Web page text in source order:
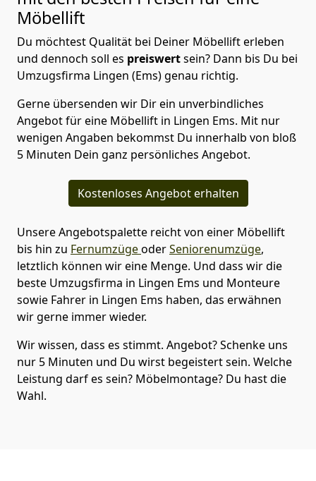
Möbellift
Du möchtest Qualität bei Deiner Möbellift erleben
und dennoch soll es preiswertsein? Dann bis Du bei
Umzugsfirma Lingen (Ems) genau richtig.
Gerne übersenden wir Dir ein unverbindliches
Angebot für eine Möbellift in Lingen Ems. Mit nur
wenigen Angaben bekommst Du innerhalb von bloß
5 Minuten Dein ganz persönliches Angebot.
Kostenloses Angebot erhalten
Unsere Angebotspalette reicht von einer Möbellift
bis hin zu FernumzügeoderSeniorenumzüge,
letztlich können wir eine Menge. Und dass wir die
beste Umzugsfirma in Lingen Ems und Monteure
sowie Fahrer in Lingen Ems haben, das erwähnen
wir gerne immer wieder.
Wir wissen, dass es stimmt. Angebot? Schenke uns
nur 5 Minuten und Du wirst begeistert sein. Welche
Leistung darf es sein? Möbelmontage? Du hast die
Wahl.